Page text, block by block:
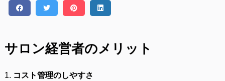
サロン経営者のメリット
1. コスト管理のしやすさ